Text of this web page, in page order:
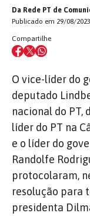
Da Rede PT de
Publicado em 29/08/
Compartilhe
O vice-líder do
deputado
nacional do PT,
líder do PT na
e o líder do
Randolfe
protocolaram,
resolução para
presidenta